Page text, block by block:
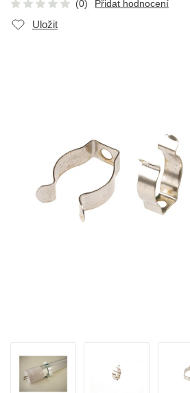
(0) Přidat hodnocení
Uložit